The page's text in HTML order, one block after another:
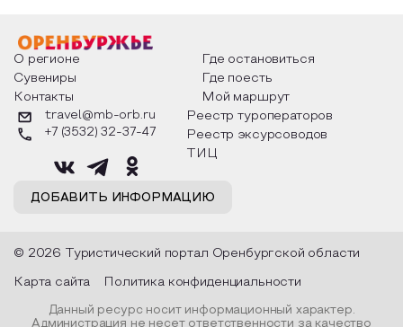
О регионе
Где остановиться
Сувениры
Где поесть
Контакты
Мой маршрут
ДОБАВИТЬ ИНФОРМАЦИЮ
travel@mb-orb.ru
+7 (3532) 32-37-47
Реестр туроператоров
Реестр эксурсоводов
ТИЦ
© 2026 Туристический портал Оренбургской области
Карта сайта Политика конфиденциальности
Данный ресурс носит информационный характер.
Администрация не несет ответственности за качество